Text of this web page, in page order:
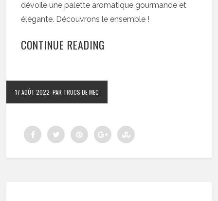
dévoile une palette aromatique gourmande et
élégante. Découvrons le ensemble !
CONTINUE READING
17 AOÛT 2022 PAR TRUCS DE MEC